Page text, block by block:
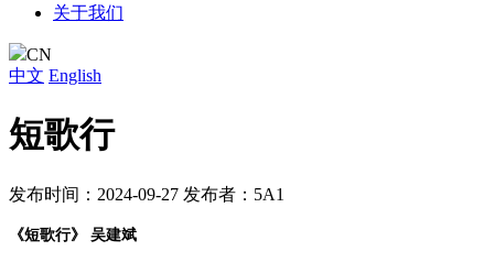
关于我们
CN
中文 English
短歌行
发布时间：2024-09-27 发布者：5A1
《短歌行》 吴建斌